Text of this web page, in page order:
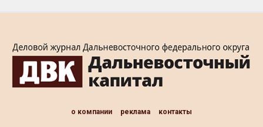
о компании реклама контакты